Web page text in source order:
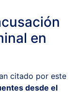
en
citado por este
desde el